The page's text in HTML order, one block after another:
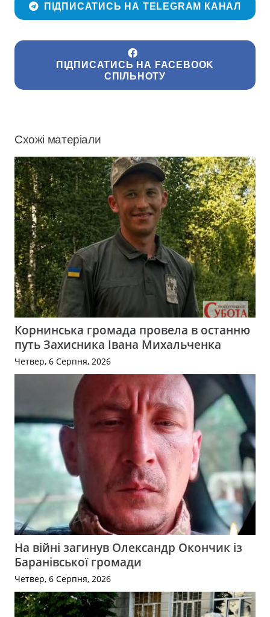
ПІДПИСАТИСЬ НА TELEGRAM КАНАЛ
ПІДПИСАТИСЬ НА FACEBOOK
СПІЛЬНОТУ
Схожі матеріали
Корнинська громада провела в останню
путь Захисника Івана Михальченка
Четвер, 6 Серпня, 2026
На війні загинув Олександр Окончик із
Баранівської громади
Четвер, 6 Серпня, 2026